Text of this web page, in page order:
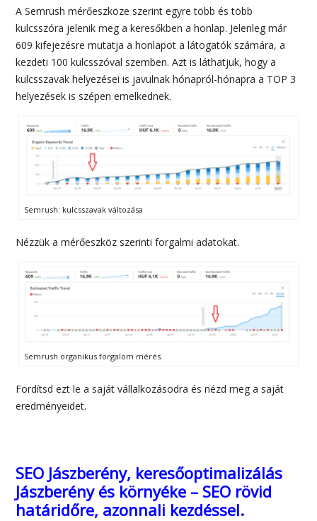
A Semrush mérőeszköze szerint egyre több és több
kulcsszóra jelenik meg a keresőkben a honlap. Jelenleg már
609 kifejezésre mutatja a honlapot a látogatók számára, a
kezdeti 100 kulcsszóval szemben. Azt is láthatjuk, hogy a
kulcsszavak helyezései is javulnak hónapról-hónapra a TOP 3
helyezések is szépen emelkednek.
Semrush: kulcsszavak változása
Nézzük a mérőeszköz szerinti forgalmi adatokat.
Semrush organikus forgalom mérés.
Fordítsd ezt le a saját vállalkozásodra és nézd meg a saját
eredményeidet.
SEO Jászberény, keresőoptimalizálás
Jászberény és környéke – SEO rövid
határidőre, azonnali kezdéssel.